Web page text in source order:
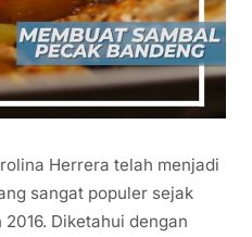
Herrera telah menjadi
sangat populer sejak
Diketahui dengan